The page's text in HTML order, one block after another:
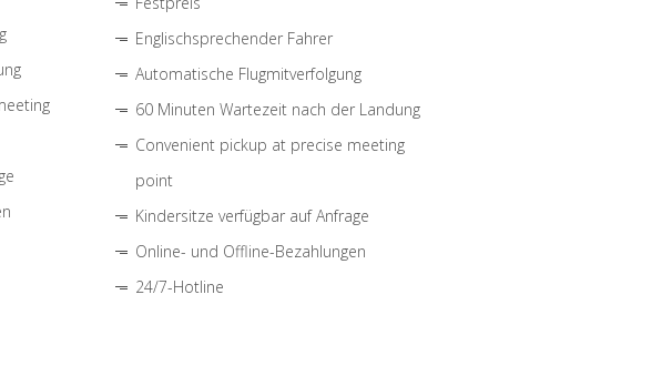
Englischsprechender Fahrer
Automatische Flugmitverfolgung
60 Minuten Wartezeit nach der Landung
Convenient pickup at precise meeting
point
Kindersitze verfügbar auf Anfrage
Online- und Offline-Bezahlungen
24/7-Hotline